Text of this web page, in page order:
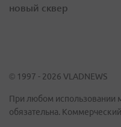
новый сквер
© 1997 - 2026 VLADNEWS
При любом использовании
обязательна.